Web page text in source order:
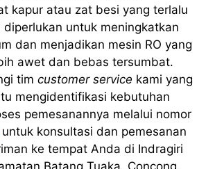
kapur atau zat besi yang terlalu
untuk meningkatkan
dan menjadikan mesin RO yang
awet dan bebas tersumbat.
tim customer service kami yang
mengidentifikasi kebutuhan
pemesanannya melalui nomor
untuk konsultasi dan pemesanan
ke tempat Anda di Indragiri
Batang Tuaka, Concong,